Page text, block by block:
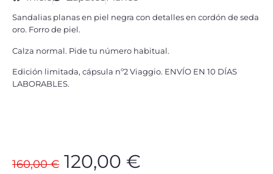
Sandalias planas en piel negra con detalles en cordón de seda
oro. Forro de piel.
Calza normal. Pide tu número habitual.
Edición limitada, cápsula nº2 Viaggio. ENVÍO EN 10 DÍAS
LABORABLES.
160,00€ 120,00 €